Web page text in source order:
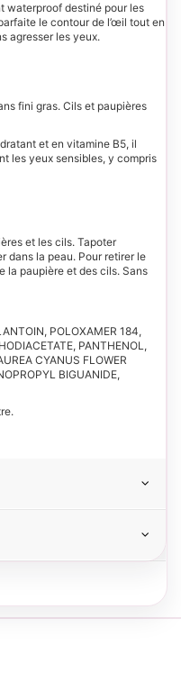
waterproof destiné pour les
le contour de l’œil tout en
agresser les yeux.
fini gras. Cils et paupières
et en vitamine B5, il
les yeux sensibles, y compris
et les cils. Tapoter
dans la peau. Pour retirer le
la paupière et des cils. Sans
POLOXAMER 184,
PANTHENOL,
CYANUS FLOWER
BIGUANIDE,